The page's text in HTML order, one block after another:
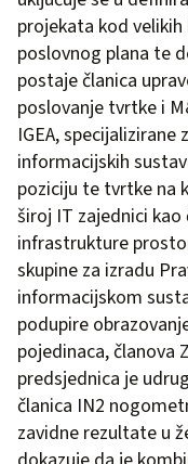
projekata kod
poslovnog plana te
postaje članica
poslovanje tvrtke i
IGEA,
informacijskih
poziciju te tvrtke na
široj IT zajednici
infrastrukture
skupine za izradu
informacijskom
podupire
pojedinaca, članova
predsjednica je
članica IN2
zavidne rezultate u